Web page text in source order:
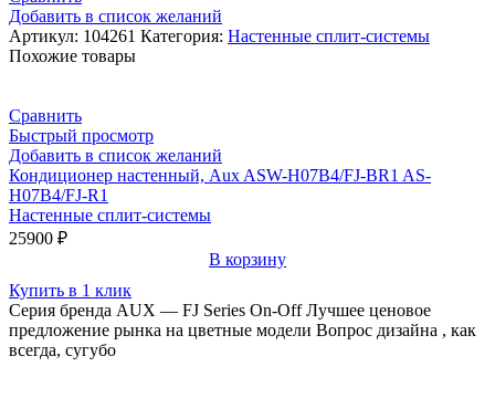
Electric
MSZ-
LN60VG2R
LN60VG2
Добавить в список желаний
Артикул: 104261 Категория: Настенные сплит-системы
Похожие товары
Сравнить
Быстрый просмотр
Добавить в список желаний
Кондиционер настенный, Aux ASW-H07B4/FJ-BR1 AS-
H07B4/FJ-R1
Настенные сплит-системы
25900 ₽
В корзину
Купить в 1 клик
Серия бренда AUX — FJ Series On-Off Лучшее ценовое
предложение рынка на цветные модели Вопрос дизайна , как
всегда, сугубо